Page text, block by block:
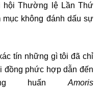
hội Thường lệ Lần Thứ
không đánh dấu sự
tín những gì tôi đã chỉ
đồng phức hợp dẫn đến
huấn Amoris